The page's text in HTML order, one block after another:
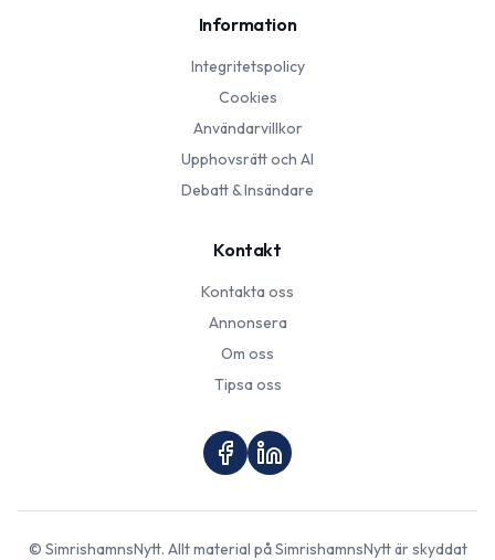
Information
Integritetspolicy
Cookies
Användarvillkor
Upphovsrätt och AI
Debatt & Insändare
Kontakt
Kontakta oss
Annonsera
Om oss
Tipsa oss
© SimrishamnsNytt. Allt material påSimrishamnsNyttär skyddat